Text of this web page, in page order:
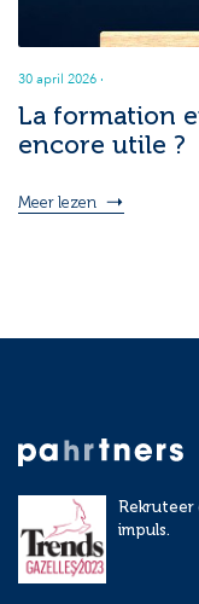
30 april 2026 ·
La formation
encore utile ?
Meer lezen
Rekruteer
impuls.